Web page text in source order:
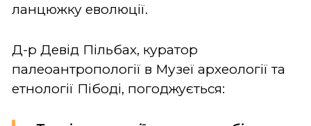
ланцюжку еволюції.
Д-р Девід Пільбах, куратор
палеоантропології в Музеї археології та
етнології Пібоді, погоджується: